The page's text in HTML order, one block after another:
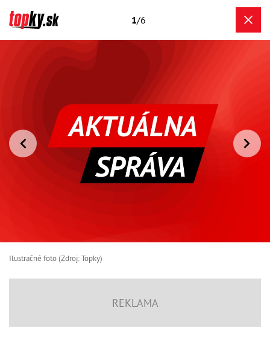
1/6
Ilustračné foto (Zdroj: Topky)